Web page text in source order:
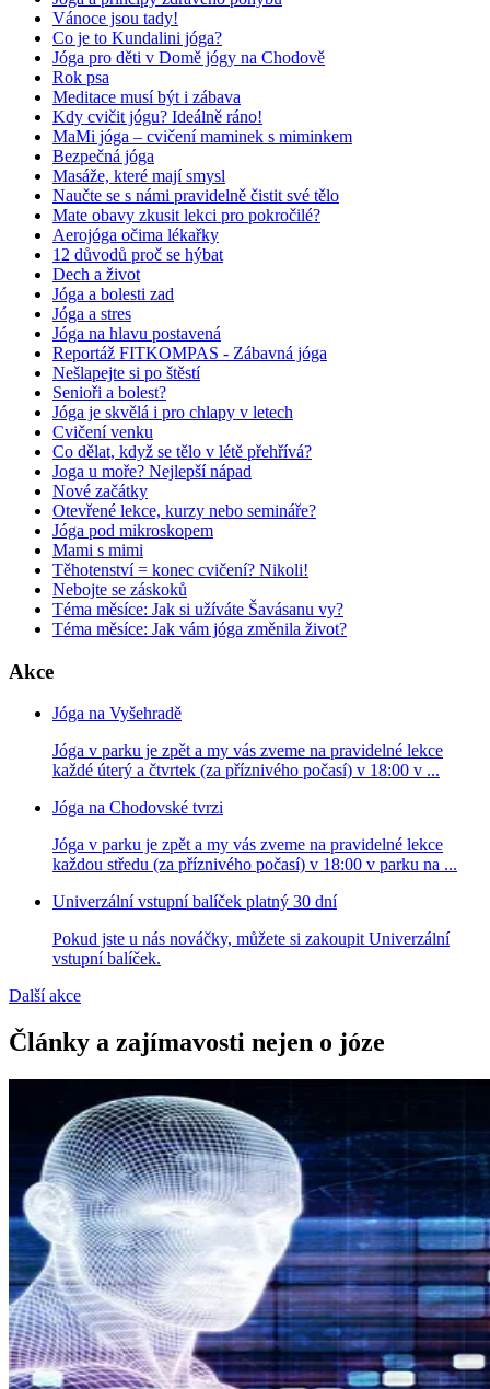
Vánoce jsou tady!
Co je to Kundalini jóga?
Jóga pro děti v Domě jógy na Chodově
Rok psa
Meditace musí být i zábava
Kdy cvičit jógu? Ideálně ráno!
MaMi jóga – cvičení maminek s miminkem
Bezpečná jóga
Masáže, které mají smysl
Naučte se s námi pravidelně čistit své tělo
Mate obavy zkusit lekci pro pokročilé?
Aerojóga očima lékařky
12 důvodů proč se hýbat
Dech a život
Jóga a bolesti zad
Jóga a stres
Jóga na hlavu postavená
Reportáž FITKOMPAS - Zábavná jóga
Nešlapejte si po štěstí
Senioři a bolest?
Jóga je skvělá i pro chlapy v letech
Cvičení venku
Co dělat, když se tělo v létě přehřívá?
Joga u moře? Nejlepší nápad
Nové začátky
Otevřené lekce, kurzy nebo semináře?
Jóga pod mikroskopem
Mami s mimi
Těhotenství = konec cvičení? Nikoli!
Nebojte se záskoků
Téma měsíce: Jak si užíváte Šavásanu vy?
Téma měsíce: Jak vám jóga změnila život?
Akce
Jóga na Vyšehradě
Jóga v parku je zpět a my vás zveme na pravidelné lekce
každé úterý a čtvrtek (za příznivého počasí) v 18:00 v ...
Jóga na Chodovské tvrzi
Jóga v parku je zpět a my vás zveme na pravidelné lekce
každou středu (za příznivého počasí) v 18:00 v parku na ...
Univerzální vstupní balíček platný 30 dní
Pokud jste u nás nováčky, můžete si zakoupit Univerzální
vstupní balíček.
Další akce
Články a zajímavosti nejen o józe